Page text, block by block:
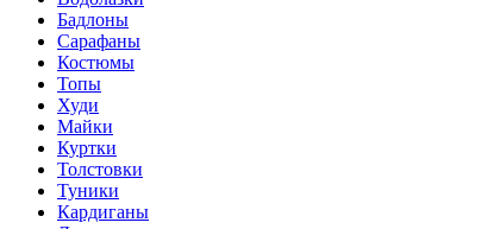
Бадлоны
Сарафаны
Костюмы
Топы
Худи
Майки
Куртки
Толстовки
Туники
Кардиганы